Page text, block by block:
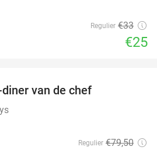
Regulier €33
€25
van de chef
Regulier €79,50